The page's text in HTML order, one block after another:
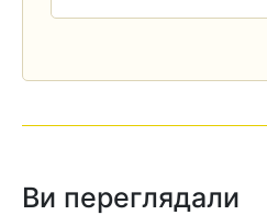
Ви переглядали